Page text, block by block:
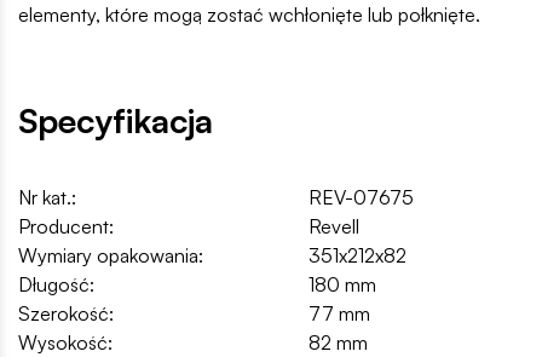
elementy, które mogą zostać wchłonięte lub połknięte.
Specyfikacja
Nr kat.:
REV-07675
Producent:
Revell
Wymiary opakowania:
351x212x82
Długość:
180 mm
Szerokość:
77 mm
Wysokość:
82 mm